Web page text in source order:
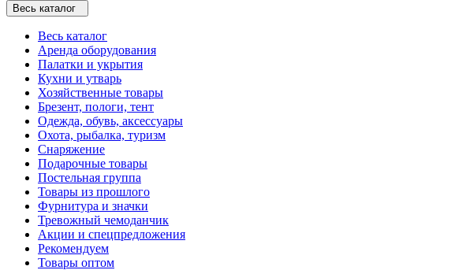
Весь каталог
Весь каталог
Аренда оборудования
Палатки и укрытия
Кухни и утварь
Хозяйственные товары
Брезент, пологи, тент
Одежда, обувь, аксессуары
Охота, рыбалка, туризм
Снаряжение
Подарочные товары
Постельная группа
Товары из прошлого
Фурнитура и значки
Тревожный чемоданчик
Акции и спецпредложения
Рекомендуем
Товары оптом